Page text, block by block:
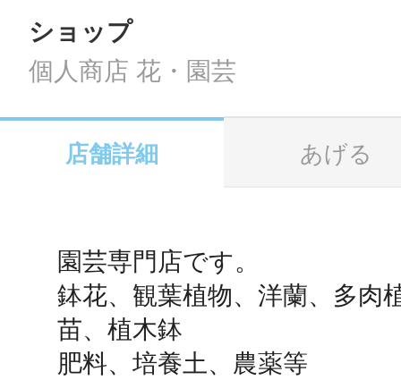
メール
URLをコピー
ショップ
個人商店 花・園芸
店舗詳細 あげる
園芸専門店です。
鉢花、観葉植物、洋蘭、多肉
苗、植木鉢
肥料、培養土、農薬等
地域ごとの
智頭
鴻巣